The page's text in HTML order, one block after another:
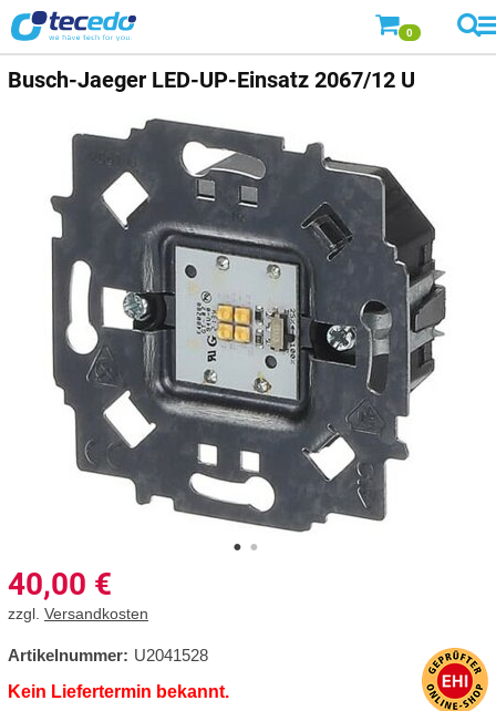
0
Busch-Jaeger LED-UP-Einsatz 2067/12 U
40,00 €
zzgl. Versandkosten
Artikelnummer: U2041528
Kein Liefertermin bekannt.